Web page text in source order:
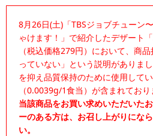
8月26日(土)「TBSジョブチューン
ゃけます！」で紹介したデザート
（税込価格279円）において、商
っていない」という説明がありま
を抑え品質保持のために使用して
（0.0039g/1食当）が含まれており
当該商品をお買い求めいただいた
ーのある方は、お召し上がりにな
い。